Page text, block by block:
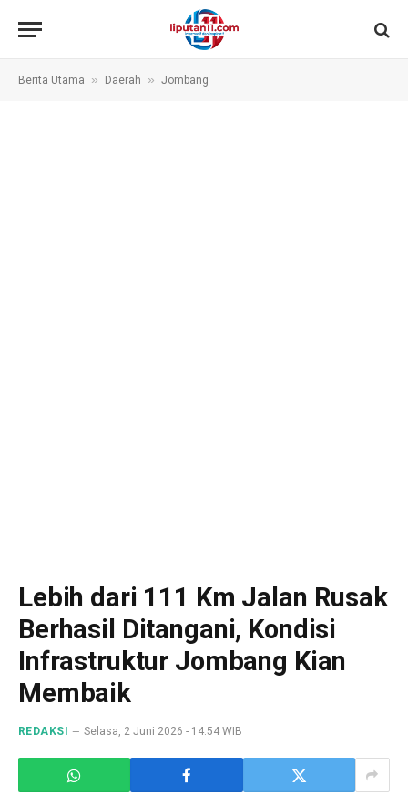
Berita Utama » Daerah » Jombang
Lebih dari 111 Km Jalan Rusak
Berhasil Ditangani, Kondisi
Infrastruktur Jombang Kian
Membaik
REDAKSI Selasa, 2 Juni 2026 - 14:54 WIB